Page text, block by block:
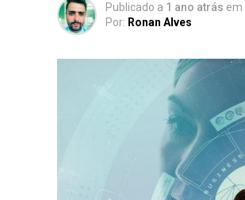
Publicado a 1 ano atrás em
Por: Ronan Alves